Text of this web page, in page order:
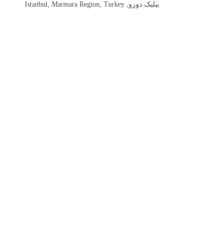
بیلیک دوزو, Istanbul, Marmara Region, Turkey